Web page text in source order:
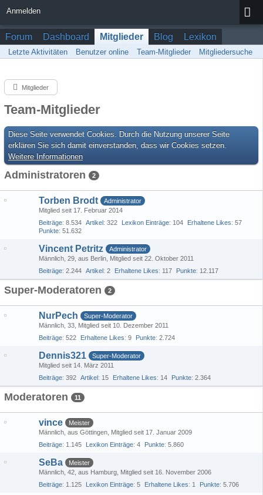
Anmelden
Forum Dashboard Mitglieder Blog Lexikon
Letzte Aktivitäten Benutzer online Team-Mitglieder Mitgliedersuche
Mitglieder
Team-Mitglieder
Diese Seite verwendet Cookies. Durch die Nutzung unserer Seite
erklären Sie sich damit einverstanden, dass wir Cookies setzen.
Weitere Informationen
Administratoren 2
Torben Brodt
Administrator
Mitglied seit 17. Februar 2014
Beiträge 8.534 Artikel 322 Lexikon Einträge 104 Erhaltene Likes 57
Punkte 51.632
Vincent Petritz
Administrator
Männlich 29 aus Berlin Mitglied seit 22. Oktober 2011
Beiträge 2.244 Artikel 2 Erhaltene Likes 117 Punkte 12.117
Super-Moderatoren 2
NurPech
Super-Moderator
Männlich 33 Mitglied seit 10. Dezember 2011
Beiträge 522 Erhaltene Likes 9 Punkte 2.724
Dennis321
Super-Moderator
Mitglied seit 14. März 2011
Beiträge 392 Artikel 15 Erhaltene Likes 14 Punkte 2.364
Moderatoren 11
vince
Meister
Männlich aus Göttingen Mitglied seit 17. Januar 2009
Beiträge 1.145 Lexikon Einträge 4 Punkte 5.860
SeBa
Meister
Männlich 42 aus Hamburg Mitglied seit 16. November 2006
Beiträge 1.125 Lexikon Einträge 5 Erhaltene Likes 1 Punkte 5.706